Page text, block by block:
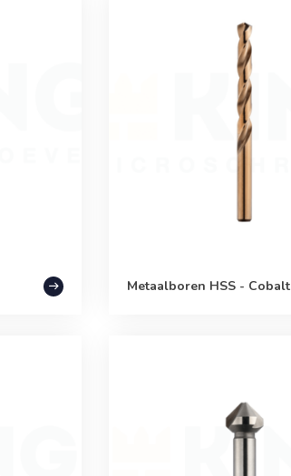
Metaalboren HSS - Cobalt